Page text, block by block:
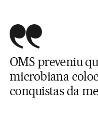
OMS preveniu
microbiana
conquistas da